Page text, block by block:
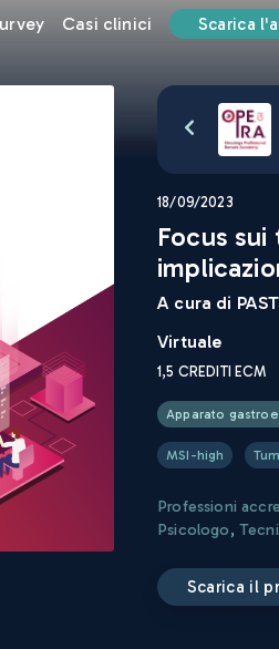
Casi clinici Scarica
18/09/2023
Focus
A cura di
Virtuale
1,5 CREDITI ECM
Apparato
MSI-high
Professioni
Psicologo,
scarica il